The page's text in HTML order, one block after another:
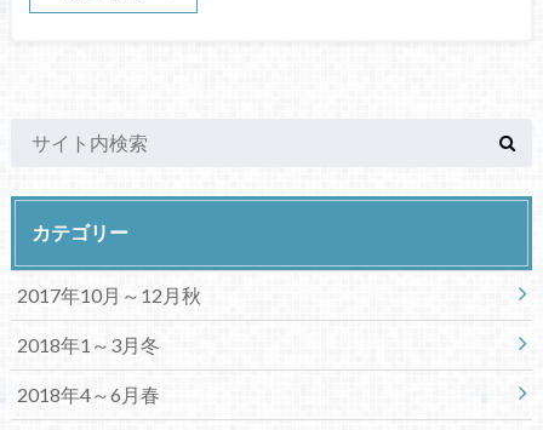
カテゴリー
2017年10月～12月秋
2018年1～3月冬
2018年4～6月春